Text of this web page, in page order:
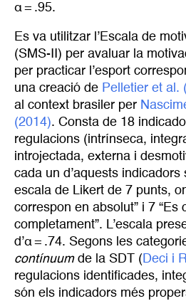
α = .95.
Es va utilitzar l’Escala de
(SMS-II) per avaluar la
per practicar l’esport
una creació de Pelletier et al.
al context brasiler per
(2014). Consta de 18
regulacions (intrínseca,
introjectada, externa i
cada un d’aquests indicadors
escala de Likert de 7 punts,
correspon en absolut” i 7 “Es
completament”. L’escala
d’α = .74. Segons les
contínuumde la SDT ( Deci i
regulacions identificades,
són els indicadors més